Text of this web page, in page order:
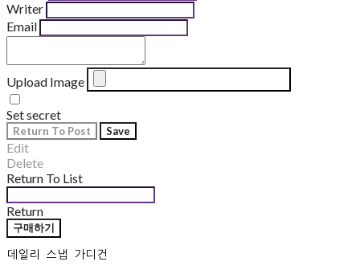
Writer
Email
Upload Image
Set secret
Return To Post Save
Edit
Delete
Return To List
Return
구매하기
데일리 스냅 가디건